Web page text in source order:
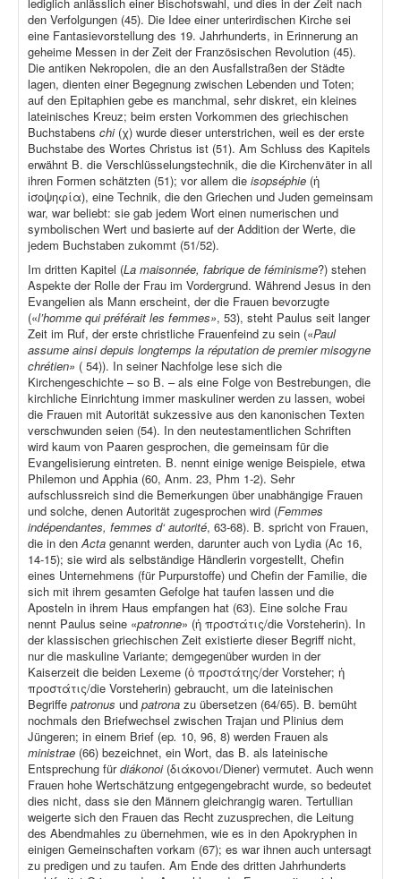
den Verfolgungen (45). Die Idee einer unterirdischen Kirche sei
eine Fantasievorstellung des 19. Jahrhunderts, in Erinnerung an
geheime Messen in der Zeit der Französischen Revolution (45).
Die antiken Nekropolen, die an den Ausfallstraßen der Städte
lagen, dienten einer Begegnung zwischen Lebenden und Toten;
auf den Epitaphien gebe es manchmal, sehr diskret, ein kleines
lateinisches Kreuz; beim ersten Vorkommen des griechischen
Buchstabens chi (χ) wurde dieser unterstrichen, weil es der erste
Buchstabe des Wortes Christus ist (51). Am Schluss des Kapitels
erwähnt B. die Verschlüsselungstechnik, die die Kirchenväter in all
ihren Formen schätzten (51); vor allem die isopséphie (ἡ
ἰσοψηφία), eine Technik, die den Griechen und Juden gemeinsam
war, war beliebt: sie gab jedem Wort einen numerischen und
symbolischen Wert und basierte auf der Addition der Werte, die
jedem Buchstaben zukommt (51/52).
Im dritten Kapitel (La maisonnée, fabrique de féminisme?) stehen
Aspekte der Rolle der Frau im Vordergrund. Während Jesus in den
Evangelien als Mann erscheint, der die Frauen bevorzugte
(«l’homme qui préférait les femmes», 53), steht Paulus seit langer
Zeit im Ruf, der erste christliche Frauenfeind zu sein («Paul
assume ainsi depuis longtemps la réputation de premier misogyne
chrétien» ( 54)). In seiner Nachfolge lese sich die
Kirchengeschichte – so B. – als eine Folge von Bestrebungen, die
kirchliche Einrichtung immer maskuliner werden zu lassen, wobei
die Frauen mit Autorität sukzessive aus den kanonischen Texten
verschwunden seien (54). In den neutestamentlichen Schriften
wird kaum von Paaren gesprochen, die gemeinsam für die
Evangelisierung eintreten. B. nennt einige wenige Beispiele, etwa
Philemon und Apphia (60, Anm. 23, Phm 1-2). Sehr
aufschlussreich sind die Bemerkungen über unabhängige Frauen
und solche, denen Autorität zugesprochen wird (Femmes
indépendantes, femmes d‘ autorité, 63-68). B. spricht von Frauen,
die in denActa genannt werden, darunter auch von Lydia (Ac 16,
14-15); sie wird als selbständige Händlerin vorgestellt, Chefin
eines Unternehmens (für Purpurstoffe) und Chefin der Familie, die
sich mit ihrem gesamten Gefolge hat taufen lassen und die
Aposteln in ihrem Haus empfangen hat (63). Eine solche Frau
nennt Paulus seine «patronne» (ἡ προστάτις/die Vorsteherin). In
der klassischen griechischen Zeit existierte dieser Begriff nicht,
nur die maskuline Variante; demgegenüber wurden in der
Kaiserzeit die beiden Lexeme (ὁ προστάτης/der Vorsteher; ἡ
προστάτις/die Vorsteherin) gebraucht, um die lateinischen
Begriffe patronus und patrona zu übersetzen (64/65). B. bemüht
nochmals den Briefwechsel zwischen Trajan und Plinius dem
Jüngeren; in einem Brief (ep. 10, 96, 8) werden Frauen als
ministrae (66) bezeichnet, ein Wort, das B. als lateinische
Entsprechung fürdiákonoi (διάκονοι/Diener) vermutet. Auch wenn
Frauen hohe Wertschätzung entgegengebracht wurde, so bedeutet
dies nicht, dass sie den Männern gleichrangig waren. Tertullian
weigerte sich den Frauen das Recht zuzusprechen, die Leitung
des Abendmahles zu übernehmen, wie es in den Apokryphen in
einigen Gemeinschaften vorkam (67); es war ihnen auch untersagt
zu predigen und zu taufen. Am Ende des dritten Jahrhunderts